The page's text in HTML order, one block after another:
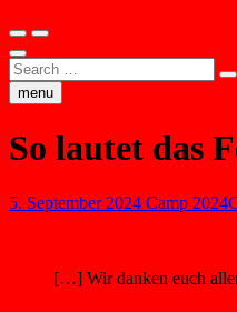
Search
…menu
So lautet das
5. September 2024 Camp 2024
[…] Wir danken euch